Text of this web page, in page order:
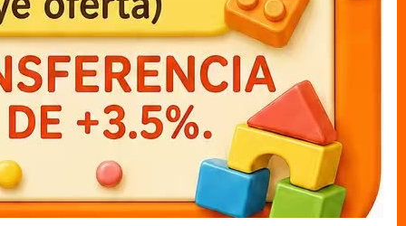
muneco cajas LUFFY c/capa
MUNECO C/CAJAS
muneco cajas mi heroe
academia katsuki12cm
MUNECO C/CAJAS